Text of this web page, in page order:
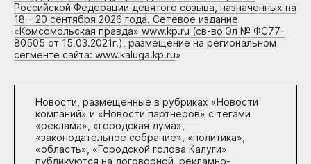
Российской Федерации девятого созыва, назначенных на
18 – 20 сентября 2026 года. Сетевое издание
«Комсомольская правда» www.kp.ru (св-во Эл № ФС77-
80505 от 15.03.2021г.), размещение на региональном
сегменте сайта: www.kaluga.kp.ru»
Новости, размещенные в рубриках «Новости
компаний» и «Новости партнеров» с тегами
«реклама», «городская дума»,
«законодательное собрание», «политика»,
«область», «Городской голова Калуги»
публикуются на договорной, рекламно-